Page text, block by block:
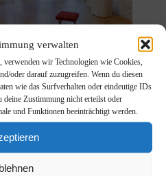
verwalten
wir Technologien wie Cookies,
oder darauf zuzugreifen. Wenn du diesen
wie das Surfverhalten oder eindeutige IDs
deine Zustimmung nicht erteilst oder
und Funktionen beeinträchtigt werden.
Haus
Bayreuth
März 18th, 2025 inEvents
der Festspiele. In den